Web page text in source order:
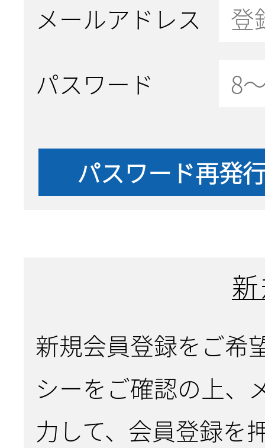
メールアドレス
パスワード
新規会員登録をご希
シーをご確認の上、
力して、会員登録を